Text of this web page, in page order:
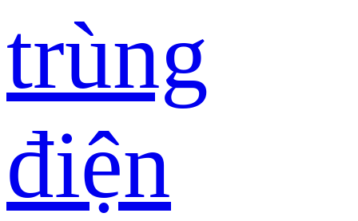
trùng
điện